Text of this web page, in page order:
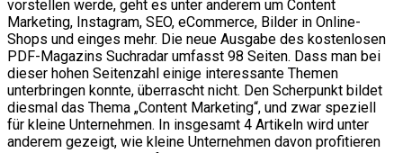
vorstellen werde, geht es unter anderem um Content
Marketing, Instagram, SEO, eCommerce, Bilder in Online-
Shops und einges mehr. Die neue Ausgabe des kostenlosen
PDF-Magazins Suchradar umfasst 98 Seiten. Dass man bei
dieser hohen Seitenzahl einige interessante Themen
unterbringen konnte, überrascht nicht. Den Scherpunkt bildet
diesmal das Thema „Content Marketing“, und zwar speziell
für kleine Unternehmen. In insgesamt 4 Artikeln wird unter
anderem gezeigt, wie kleine Unternehmen davon profitieren